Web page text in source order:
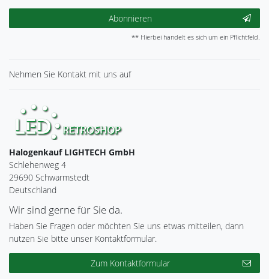
Abonnieren
** Hierbei handelt es sich um ein Pflichtfeld.
Nehmen Sie Kontakt mit uns auf
Halogenkauf LIGHTECH GmbH
Schlehenweg 4
29690 Schwarmstedt
Deutschland
Wir sind gerne für Sie da.
Haben Sie Fragen oder möchten Sie uns etwas mitteilen, dann
nutzen Sie bitte unser Kontaktformular.
Zum Kontaktformular